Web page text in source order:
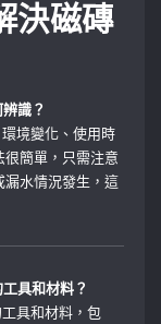
決磁磚
識？
境變化、使用時
簡單，只需注意
水情況發生，這
具和材料？
具和材料，包